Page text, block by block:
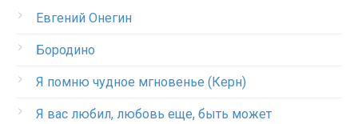
Евгений Онегин
Бородино
Я помню чудное мгновенье (Керн)
Я вас любил, любовь еще, быть может